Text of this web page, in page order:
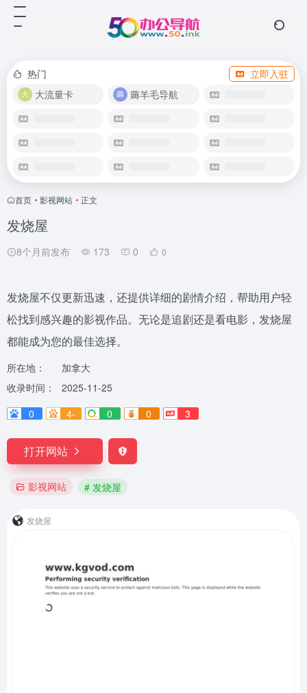
热门
立即入驻
大流量卡
薅羊毛导航
首页 • 影视网站 • 正文
发烧屋
8个月前发布 173 0 0
发烧屋不仅更新迅速，还提供详细的剧情介绍，帮助用户轻
松找到感兴趣的影视作品。无论是追剧还是看电影，发烧屋
都能成为您的最佳选择。
所在地：
加拿大
收录时间：
2025-11-25
0
4- 0 0 3
打开网站
影视网站 # 发烧屋
发烧屋